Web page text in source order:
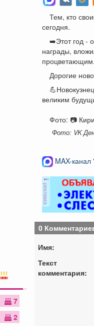
7
2
Тем, кто
сегодня.
➡️Этот год -
награды,
процветающим.
Дорогие
великим
Фото: 📷
Фото: VK
MAX-канал
реклама
0
Имя:
Текст
комментария: